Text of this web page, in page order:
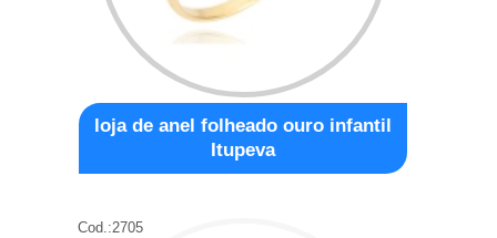
loja de anel folheado ouro infantil
Itupeva
Cod.:2705